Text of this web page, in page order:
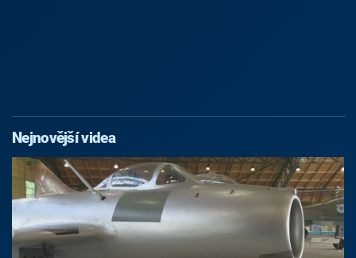
Nejnovější videa